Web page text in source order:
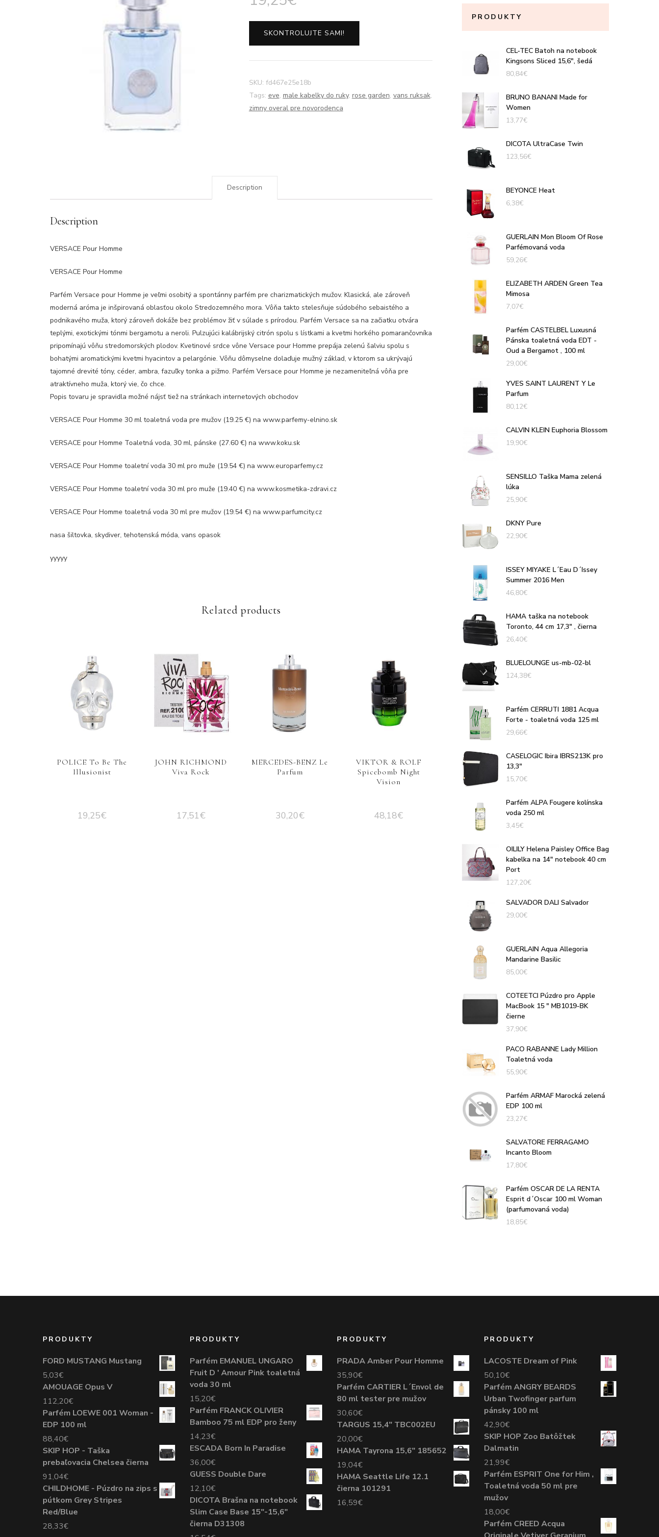
SKONTROLUJTE SAMI!
SKU: fd467e25e18b
Tags: eve, male kabelky do ruky, rose garden, vans ruksak,
zimny overal pre novorodenca
Description
Description
VERSACE Pour Homme
VERSACE Pour Homme
Parfém Versace pour Homme je veľmi osobitý a spontánny parfém pre charizmatických mužov. Klasická, ale zároveň
moderná aróma je inšpirovaná oblasťou okolo Stredozemného mora. Vôňa takto stelesňuje súdobého sebaistého a
podnikavého muža, ktorý zároveň dokáže bez problémov žiť v súlade s prírodou. Parfém Versace sa na začiatku otvára
teplými, exotickými tónmi bergamotu a neroli. Pulzujúci kalábrijský citrón spolu s lístkami a kvetmi horkého pomarančovníka
pripomínajú vôňu stredomorských plodov. Kvetinové srdce vône Versace pour Homme prepája zelenú šalviu spolu s
bohatými aromatickými kvetmi hyacintov a pelargónie. Vôňu dômyselne dolaďuje mužný základ, v ktorom sa ukrývajú
tajomné drevité tóny, céder, ambra, fazuľky tonka a pižmo. Parfém Versace pour Homme je nezameniteľná vôňa pre
atraktívneho muža, ktorý vie, čo chce.
Popis tovaru je spravidla možné nájsť tiež na stránkach internetových obchodov
VERSACE Pour Homme 30 ml toaletná voda pre mužov (19.25 €) na www.parfemy-elnino.sk
VERSACE pour Homme Toaletná voda, 30 ml, pánske (27.60 €) na www.koku.sk
VERSACE Pour Homme toaletní voda 30 ml pro muže (19.54 €) na www.europarfemy.cz
VERSACE Pour Homme toaletní voda 30 ml pro muže (19.40 €) na www.kosmetika-zdravi.cz
VERSACE Pour Homme toaletná voda 30 ml pre mužov (19.54 €) na www.parfumcity.cz
nasa šiltovka, skydiver, tehotenská móda, vans opasok
yyyyy
Related products
POLICE To Be The
Illusionist
19,25€
JOHN RICHMOND
Viva Rock
17,51€
MERCEDES-BENZ Le
Parfum
30,20€
VIKTOR & ROLF
Spicebomb Night
Vision
48,18€
PRODUKTY
CEL-TEC Batoh na notebook
Kingsons Sliced 15,6", šedá
80,84€
BRUNO BANANI Made for
Women
13,77€
DICOTA UltraCase Twin
123,56€
BEYONCE Heat
6,38€
GUERLAIN Mon Bloom Of Rose
Parfémovaná voda
59,26€
ELIZABETH ARDEN Green Tea
Mimosa
7,07€
Parfém CASTELBEL Luxusná
Pánska toaletná voda EDT -
Oud a Bergamot , 100 ml
29,00€
YVES SAINT LAURENT Y Le
Parfum
80,12€
CALVIN KLEIN Euphoria Blossom
19,90€
SENSILLO Taška Mama zelená
lúka
25,90€
DKNY Pure
22,90€
ISSEY MIYAKE L´Eau D´Issey
Summer 2016 Men
46,80€
HAMA taška na notebook
Toronto, 44 cm 17,3" , čierna
26,40€
BLUELOUNGE us-mb-02-bl
124,38€
Parfém CERRUTI 1881 Acqua
Forte - toaletná voda 125 ml
29,66€
CASELOGIC Ibira IBRS213K pro
13,3"
15,70€
Parfém ALPA Fougere kolínska
voda 250 ml
3,45€
OILILY Helena Paisley Office Bag
kabelka na 14" notebook 40 cm
Port
127,20€
SALVADOR DALI Salvador
29,00€
GUERLAIN Aqua Allegoria
Mandarine Basilic
85,00€
COTEETCI Púzdro pro Apple
MacBook 15 " MB1019-BK
čierne
37,90€
PACO RABANNE Lady Million
Toaletná voda
55,90€
Parfém ARMAF Marocká zelená
EDP 100 ml
23,27€
SALVATORE FERRAGAMO
Incanto Bloom
17,80€
Parfém OSCAR DE LA RENTA
Esprit d´Oscar 100 ml Woman
(parfumovaná voda)
18,85€
PRODUKTY
FORD MUSTANG Mustang
5,03€
AMOUAGE Opus V
112,20€
Parfém LOEWE 001 Woman -
EDP 100 ml
88,40€
SKIP HOP - Taška
prebaľovacia Chelsea čierna
91,04€
CHILDHOME - Púzdro na zips s
pútkom Grey Stripes
Red/Blue
28,33€
PRODUKTY
Parfém EMANUEL UNGARO
Fruit D ' Amour Pink toaletná
voda 30 ml
15,20€
Parfém FRANCK OLIVIER
Bamboo 75 ml EDP pro ženy
14,23€
ESCADA Born In Paradise
36,00€
GUESS Double Dare
12,10€
DICOTA Brašna na notebook
Slim Case Base 15"-15,6"
čierna D31308
PRODUKTY
PRADA Amber Pour Homme
35,90€
Parfém CARTIER L´Envol de
80 ml tester pre mužov
30,60€
TARGUS 15,4" TBC002EU
20,00€
HAMA Tayrona 15,6" 185652
19,04€
HAMA Seattle Life 12.1
čierna 101291
16,59€
PRODUKTY
LACOSTE Dream of Pink
50,10€
Parfém ANGRY BEARDS
Urban Twofinger parfum
pánsky 100 ml
42,90€
SKIP HOP Zoo Batôžtek
Dalmatin
21,99€
Parfém ESPRIT One for Him ,
Toaletná voda 50 ml pre
mužov
18,00€
Parfém CREED Acqua